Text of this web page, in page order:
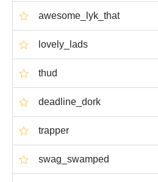
awesome_lyk_that
lovely_lads
thud
deadline_dork
trapper
swag_swamped